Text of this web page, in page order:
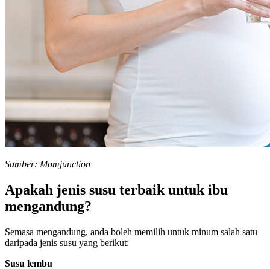
Sumber: Momjunction
Apakah jenis susu terbaik untuk ibu
mengandung?
Semasa mengandung, anda boleh memilih untuk minum salah satu
daripada jenis susu yang berikut:
Susu lembu